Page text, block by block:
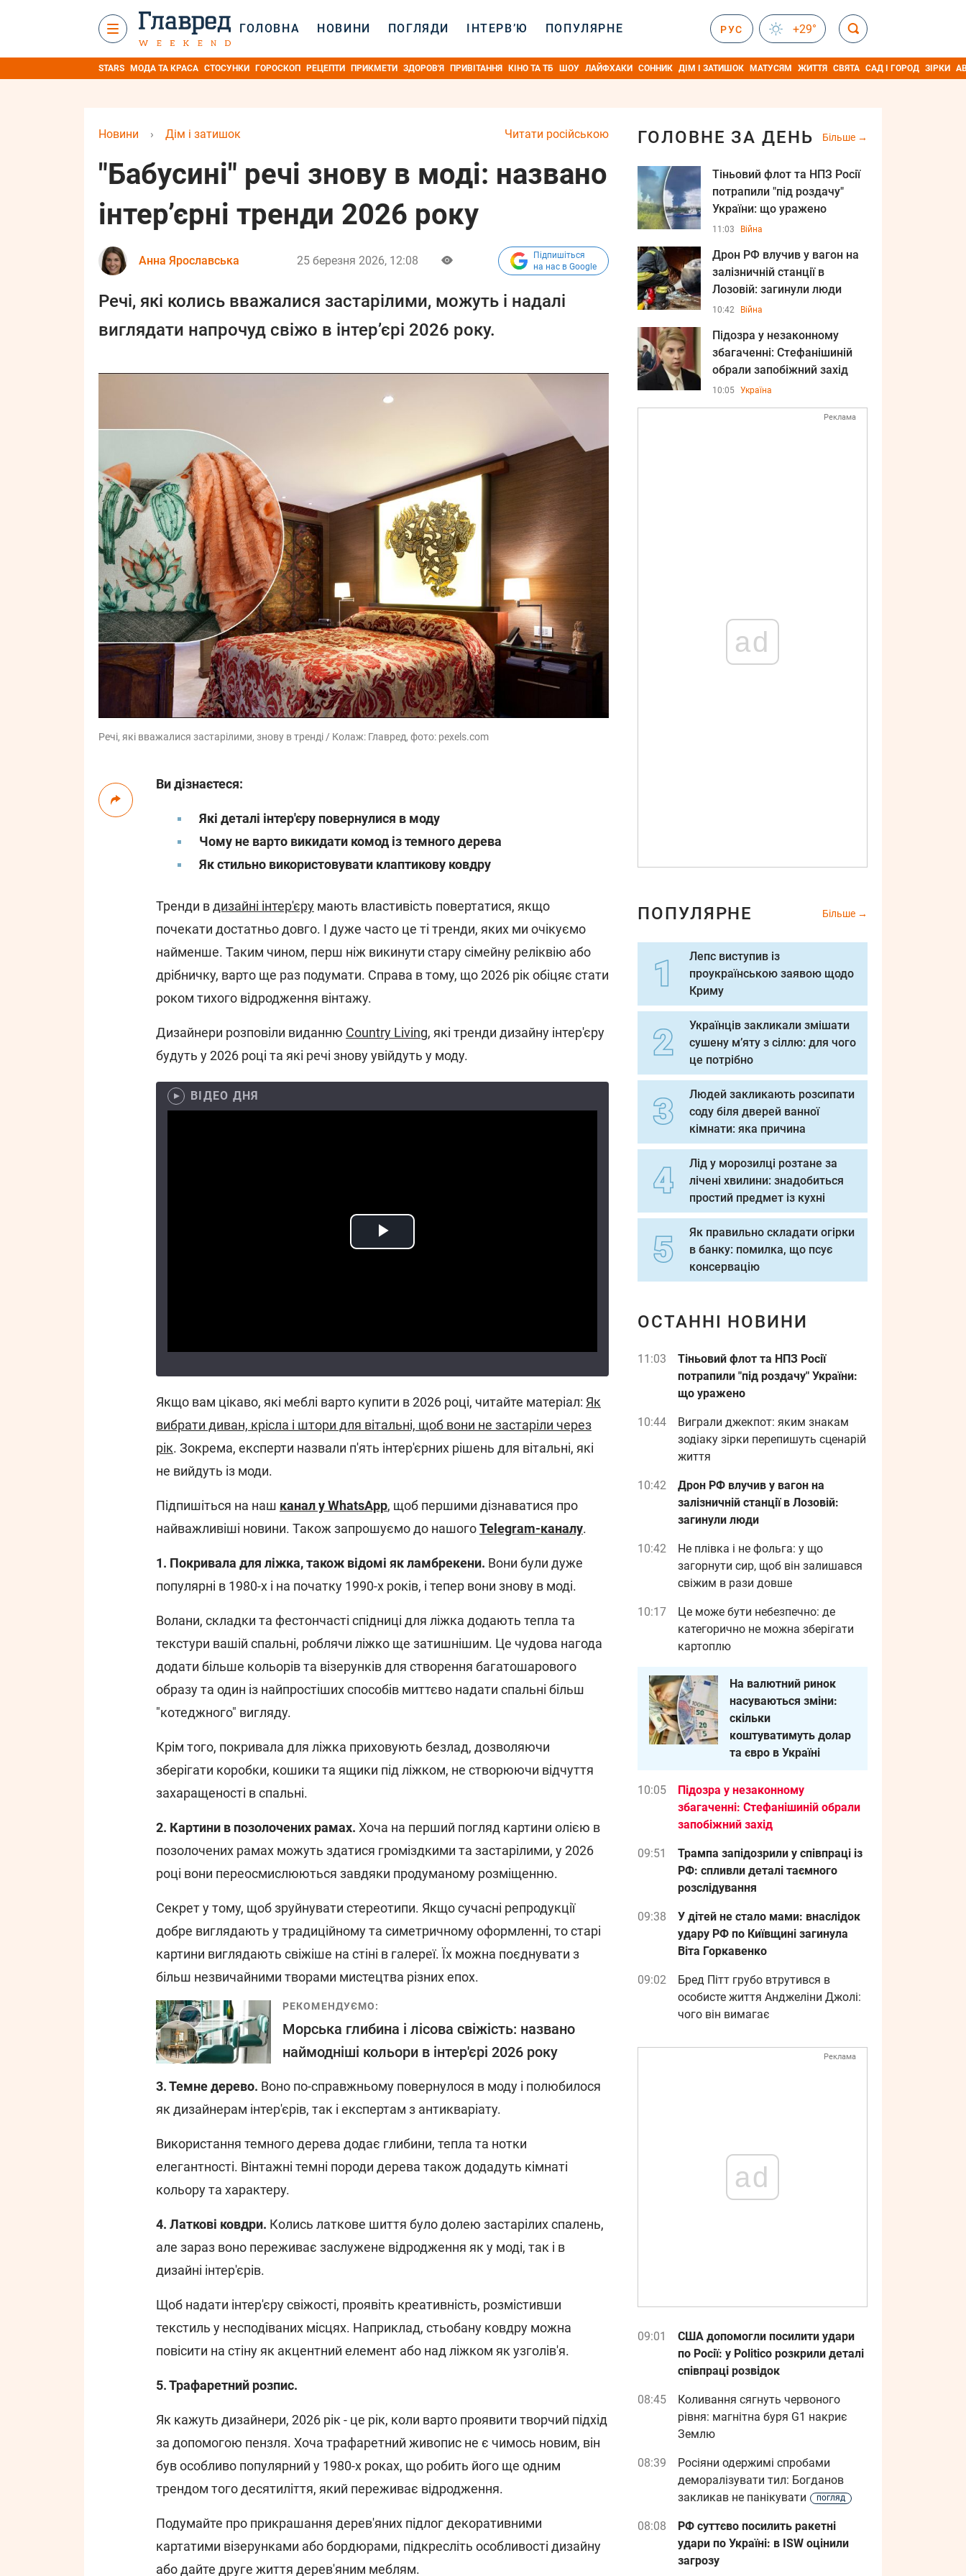
ГОЛОВНА НОВИНИ ПОГЛЯДИ ІНТЕРВ’Ю ПОПУЛЯРНЕ РУС +29°
STARS МОДА ТА КРАСА СТОСУНКИ ГОРОСКОП РЕЦЕПТИ ПРИКМЕТИ ЗДОРОВ'Я ПРИВІТАННЯ КІНО ТА ТБ ШОУ ЛАЙФХАКИ СОННИК ДІМ І ЗАТИШОК МАТУСЯМ ЖИТТЯ СВЯТА САД І ГОРОД ЗІРКИ
Читати російською
Новини › Дім і затишок
"Бабусині" речі знову в моді: названо
інтер’єрні тренди 2026 року
Анна Ярославська 25 березня 2026, 12:08
Підпишіться
на нас в Google
Речі, які колись вважалися застарілими, можуть і надалі
виглядати напрочуд свіжо в інтер’єрі 2026 року.
Речі, які вважалися застарілими, знову в тренді / Колаж: Главред, фото: pexels.com
Ви дізнаєтеся:
Які деталі інтер'єру повернулися в моду
Чому не варто викидати комод із темного дерева
Як стильно використовувати клаптикову ковдру
Тренди вдизайні інтер'єру мають властивість повертатися, якщо
почекати достатньо довго. І дуже часто це ті тренди, яких ми очікуємо
найменше. Таким чином, перш ніж викинути стару сімейну реліквію або
дрібничку, варто ще раз подумати. Справа в тому, що 2026 рік обіцяє стати
роком тихого відродження вінтажу.
Дизайнери розповіли виданню Country Living, які тренди дизайну інтер'єру
будуть у 2026 році та які речі знову увійдуть у моду.
ВІДЕО ДНЯ
Якщо вам цікаво, які меблі варто купити в 2026 році, читайте матеріал: Як
вибрати диван, крісла і штори для вітальні, щоб вони не застаріли через
рік. Зокрема, експерти назвали п'ять інтер'єрних рішень для вітальні, які
не вийдуть із моди.
Підпишіться на наш канал у WhatsApp, щоб першими дізнаватися про
найважливіші новини. Також запрошуємо до нашогоTelegram-каналу.
1. Покривала для ліжка, також відомі як ламбрекени. Вони були дуже
популярні в 1980-х і на початку 1990-х років, і тепер вони знову в моді.
Волани, складки та фестончасті спідниці для ліжка додають тепла та
текстури вашій спальні, роблячи ліжко ще затишнішим. Це чудова нагода
додати більше кольорів та візерунків для створення багатошарового
образу та один із найпростіших способів миттєво надати спальні більш
"котеджного" вигляду.
Крім того, покривала для ліжка приховують безлад, дозволяючи
зберігати коробки, кошики та ящики під ліжком, не створюючи відчуття
захаращеності в спальні.
2. Картини в позолочених рамах. Хоча на перший погляд картини олією в
позолочених рамах можуть здатися громіздкими та застарілими, у 2026
році вони переосмислюються завдяки продуманому розміщенню.
Секрет у тому, щоб зруйнувати стереотипи. Якщо сучасні репродукції
добре виглядають у традиційному та симетричному оформленні, то старі
картини виглядають свіжіше на стіні в галереї. Їх можна поєднувати з
більш незвичайними творами мистецтва різних епох.
РЕКОМЕНДУЄМО:
Морська глибина і лісова свіжість: названо
наймодніші кольори в інтер'єрі 2026 року
3. Темне дерево. Воно по-справжньому повернулося в моду і полюбилося
як дизайнерам інтер'єрів, так і експертам з антикваріату.
Використання темного дерева додає глибини, тепла та нотки
елегантності. Вінтажні темні породи дерева також додадуть кімнаті
кольору та характеру.
4. Латкові ковдри. Колись латкове шиття було долею застарілих спалень,
але зараз воно переживає заслужене відродження як у моді, так і в
дизайні інтер'єрів.
Щоб надати інтер'єру свіжості, проявіть креативність, розмістивши
текстиль у несподіваних місцях. Наприклад, стьобану ковдру можна
повісити на стіну як акцентний елемент або над ліжком як узголів'я.
5. Трафаретний розпис.
Як кажуть дизайнери, 2026 рік - це рік, коли варто проявити творчий підхід
за допомогою пензля. Хоча трафаретний живопис не є чимось новим, він
був особливо популярний у 1980-х роках, що робить його ще одним
трендом того десятиліття, який переживає відродження.
Подумайте про прикрашання дерев'яних підлог декоративними
картатими візерунками або бордюрами, підкресліть особливості дизайну
або дайте друге життя дерев'яним меблям.
ГОЛОВНЕ ЗА ДЕНЬ Більше
Тіньовий флот та НПЗ Росії
потрапили "під роздачу"
України: що уражено
11:03 Війна
Дрон РФ влучив у вагон на
залізничній станції в
Лозовій: загинули люди
10:42 Війна
Підозра у незаконному
збагаченні: Стефанішиній
обрали запобіжний захід
10:05 Україна
Реклама
ad
ПОПУЛЯРНЕ Більше
Лепс виступив із
проукраїнською заявою щодо
Криму
Українців закликали змішати
сушену м’яту з сіллю: для чого
це потрібно
Людей закликають розсипати
соду біля дверей ванної
кімнати: яка причина
Лід у морозилці розтане за
лічені хвилини: знадобиться
простий предмет із кухні
Як правильно складати огірки
в банку: помилка, що псує
консервацію
ОСТАННІ НОВИНИ
11:03
Тіньовий флот та НПЗ Росії
потрапили "під роздачу" України:
що уражено
10:44
Виграли джекпот: яким знакам
зодіаку зірки перепишуть сценарій
життя
10:42
Дрон РФ влучив у вагон на
залізничній станції в Лозовій:
загинули люди
10:42
Не плівка і не фольга: у що
загорнути сир, щоб він залишався
свіжим в рази довше
10:17
Це може бути небезпечно: де
категорично не можна зберігати
картоплю
На валютний ринок
насуваються зміни:
скільки
коштуватимуть долар
та євро в Україні
10:05
Підозра у незаконному
збагаченні: Стефанішиній обрали
запобіжний захід
09:51
Трампа запідозрили у співпраці із
РФ: спливли деталі таємного
розслідування
09:38
У дітей не стало мами: внаслідок
удару РФ по Київщині загинула
Віта Горкавенко
09:02
Бред Пітт грубо втрутився в
особисте життя Анджеліни Джолі:
чого він вимагає
Реклама
ad
09:01
США допомогли посилити удари
по Росії: у Politico розкрили деталі
співпраці розвідок
08:45
Коливання сягнуть червоного
рівня: магнітна буря G1 накриє
Землю
08:39
Росіяни одержимі спробами
деморалізувати тил: Богданов
закликав не панікувати
погляд
08:08
РФ суттєво посилить ракетні
удари по Україні: в ISW оцінили
загрозу